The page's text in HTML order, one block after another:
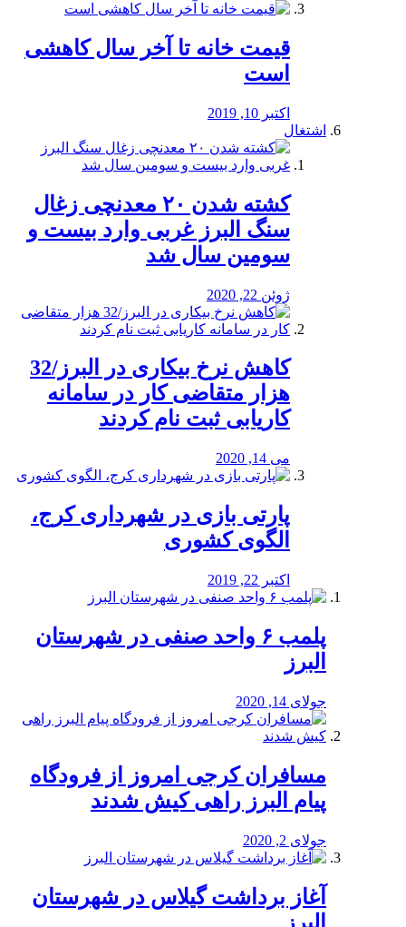
قیمت خانه تا آخر سال کاهشی
است
اکتبر 10, 2019
اشتغال
کشته شدن ۲۰ معدنچی زغال
سنگ البرز غربی وارد بیست و
سومین سال شد
ژوئن 22, 2020
کاهش نرخ بیکاری در البرز/32
هزار متقاضی کار در سامانه
کاریابی ثبت نام کردند
می 14, 2020
پارتی بازی در شهرداری کرج،
الگوی کشوری
اکتبر 22, 2019
پلمب ۶ واحد صنفی در شهرستان
البرز
جولای 14, 2020
مسافران کرجی امروز از فرودگاه
پیام البرز راهی کیش شدند
جولای 2, 2020
آغاز برداشت گیلاس در شهرستان
البرز